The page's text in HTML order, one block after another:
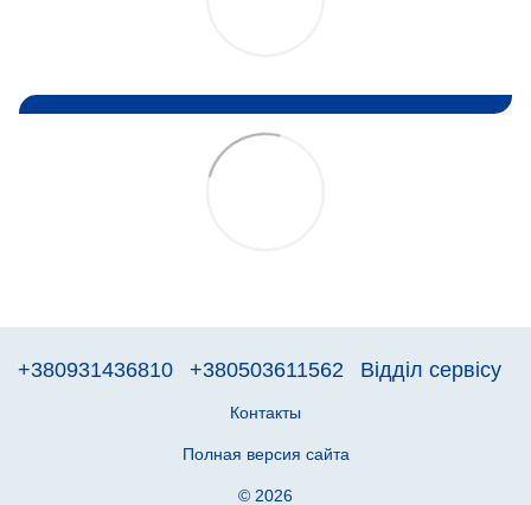
+380931436810 +380503611562 Відділ сервісу
Контакты
Полная версия сайта
© 2026